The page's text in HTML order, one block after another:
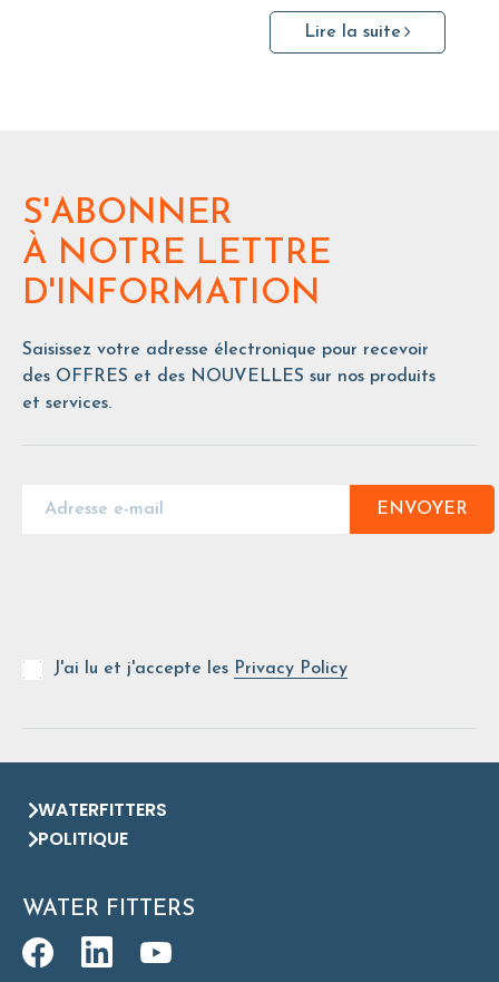
Lire la suite
S'ABONNER
À NOTRE LETTRE
D'INFORMATION
Saisissez votre adresse électronique pour recevoir
des OFFRES et des NOUVELLES sur nos produits
et services.
ENVOYER
J'ai lu et j'accepte les Privacy Policy
WATERFITTERS
POLITIQUE
WATER FITTERS